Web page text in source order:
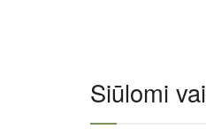
Siūlomi